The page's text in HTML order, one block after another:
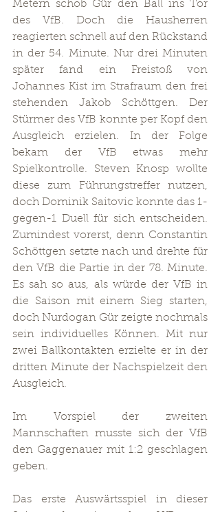
Metern schob Gür den Ball ins Tor
des VfB. Doch die Hausherren
reagierten schnell auf den Rückstand
in der 54. Minute. Nur drei Minuten
später fand ein Freistoß von
Johannes Kist im Strafraum den frei
stehenden Jakob Schöttgen. Der
Stürmer des VfB konnte per Kopf den
Ausgleich erzielen. In der Folge
bekam der VfB etwas mehr
Spielkontrolle. Steven Knosp wollte
diese zum Führungstreffer nutzen,
doch Dominik Saitovic konnte das 1-
gegen-1 Duell für sich entscheiden.
Zumindest vorerst, denn Constantin
Schöttgen setzte nach und drehte für
den VfB die Partie in der 78. Minute.
Es sah so aus, als würde der VfB in
die Saison mit einem Sieg starten,
doch Nurdogan Gür zeigte nochmals
sein individuelles Können. Mit nur
zwei Ballkontakten erzielte er in der
dritten Minute der Nachspielzeit den
Ausgleich.
Im Vorspiel der zweiten
Mannschaften musste sich der VfB
den Gaggenauer mit 1:2 geschlagen
geben.
Das erste Auswärtsspiel in dieser